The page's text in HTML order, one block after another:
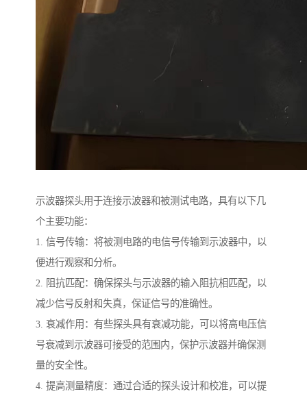
示波器探头用于连接示波器和被测试电路，具有以下几
个主要功能：
1. 信号传输：将被测电路的电信号传输到示波器中，以
便进行观察和分析。
2. 阻抗匹配：确保探头与示波器的输入阻抗相匹配，以
减少信号反射和失真，保证信号的准确性。
3. 衰减作用：有些探头具有衰减功能，可以将高电压信
号衰减到示波器可接受的范围内，保护示波器并确保测
量的安全性。
4. 提高测量精度：通过合适的探头设计和校准，可以提